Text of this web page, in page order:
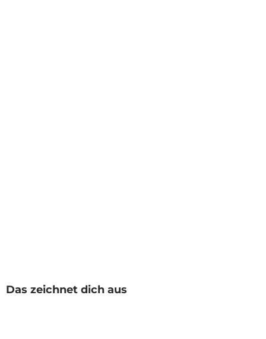
Das zeichnet dich aus